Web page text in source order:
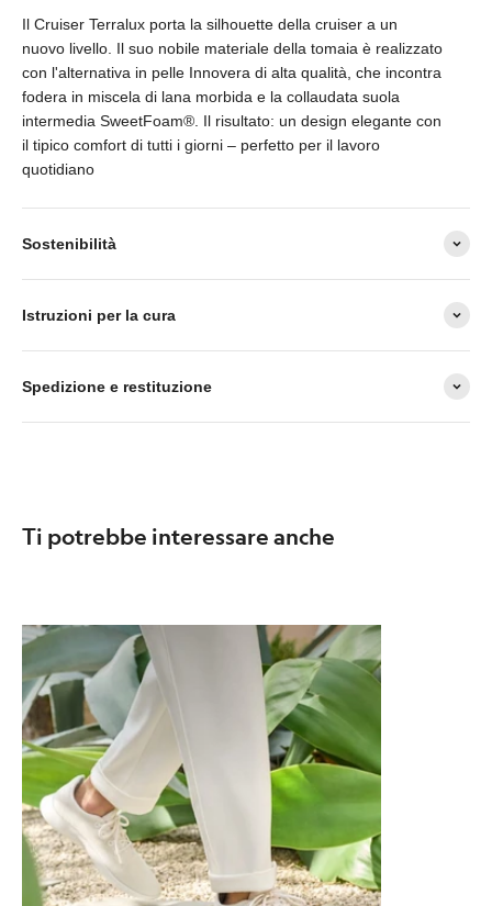
Il Cruiser Terralux porta la silhouette della cruiser a un
nuovo livello. Il suo nobile materiale della tomaia è realizzato
con l'alternativa in pelle Innovera di alta qualità, che incontra
fodera in miscela di lana morbida e la collaudata suola
intermedia SweetFoam®. Il risultato: un design elegante con
il tipico comfort di tutti i giorni – perfetto per il lavoro
quotidiano
Sostenibilità
Istruzioni per la cura
Spedizione e restituzione
Ti potrebbe interessare anche